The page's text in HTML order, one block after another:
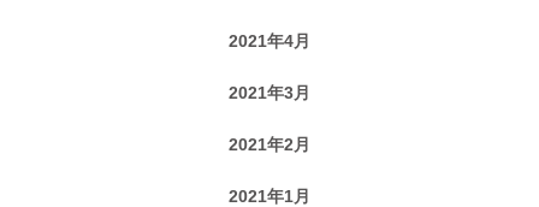
2021年4月
2021年3月
2021年2月
2021年1月